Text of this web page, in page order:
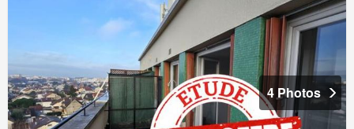
4 Photos